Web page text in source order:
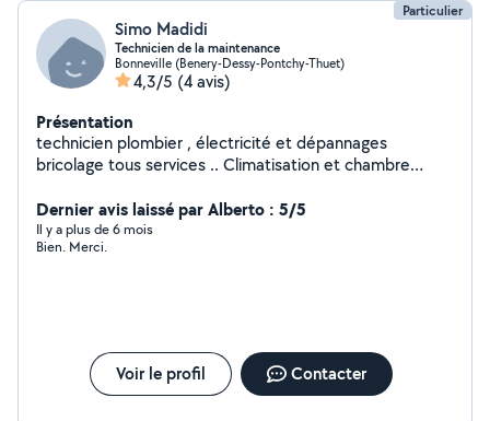
Particulier
Simo Madidi
Technicien de la maintenance
Bonneville (Benery-Dessy-Pontchy-Thuet)
4,3/5 (4 avis)
Présentation
technicien plombier , électricité et dépannages
bricolage tous services .. Climatisation et chambre
Dernier avis laissé par Alberto : 5/5
Il y a plus de 6 mois
Bien. Merci.
Voir le profil Contacter